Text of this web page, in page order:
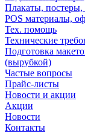
Плакаты, постеры,
POS материалы,
Тех. помощь
Технические
Подготовка
(вырубкой)
Частые вопросы
Прайс-листы
Новости и акции
Акции
Новости
Контакты